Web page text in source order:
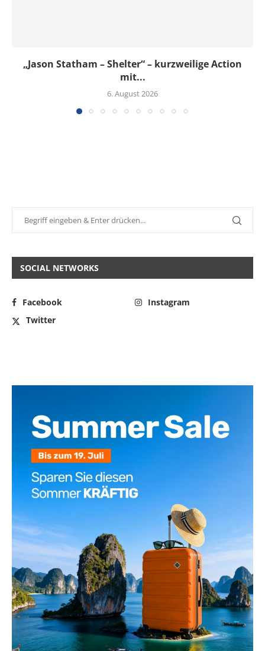
„Jason Statham – Shelter“ – kurzweilige Action
mit...
6. August 2026
SOCIAL NETWORKS
Facebook
Instagram
Twitter